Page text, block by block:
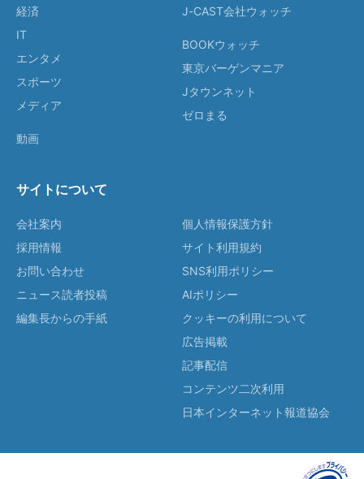
経済
IT
エンタメ
スポーツ
メディア
動画
J-CAST会社ウォッチ
BOOKウォッチ
東京バーゲンマニア
Jタウンネット
ゼロまる
サイトについて
会社案内
採用情報
お問い合わせ
ニュース読者投稿
編集長からの手紙
個人情報保護方針
サイト利用規約
SNS利用ポリシー
AIポリシー
クッキーの利用について
広告掲載
記事配信
コンテンツ二次利用
日本インターネット報道協会